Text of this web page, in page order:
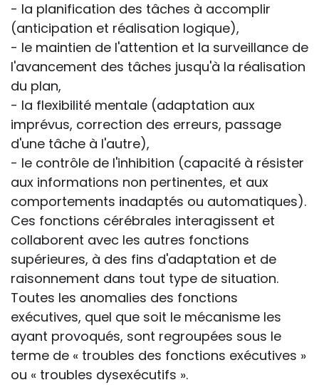
- la planification des tâches à accomplir
(anticipation et réalisation logique),
- le maintien de l'attention et la surveillance de
l'avancement des tâches jusqu'à la réalisation
du plan,
- la flexibilité mentale (adaptation aux
imprévus, correction des erreurs, passage
d'une tâche à l'autre),
- le contrôle de l'inhibition (capacité à résister
aux informations non pertinentes, et aux
comportements inadaptés ou automatiques).
Ces fonctions cérébrales interagissent et
collaborent avec les autres fonctions
supérieures, à des fins d'adaptation et de
raisonnement dans tout type de situation.
Toutes les anomalies des fonctions
exécutives, quel que soit le mécanisme les
ayant provoqués, sont regroupées sous le
terme de « troubles des fonctions exécutives »
ou « troubles dysexécutifs ».